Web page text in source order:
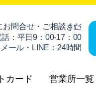
お気軽にお問合せ・ご相談ください
話：平日9：00-17：00
メール・LINE：24時間
カード 営業所一覧